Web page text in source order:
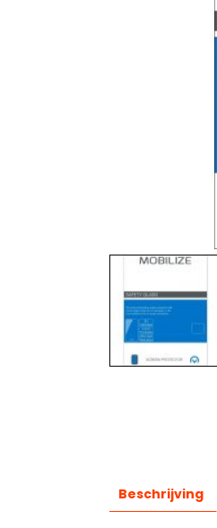
Beschrijving